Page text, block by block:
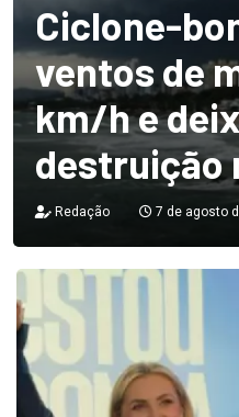
Ciclone-
ventos de
km/h e
destruição
Redação 7 de agosto